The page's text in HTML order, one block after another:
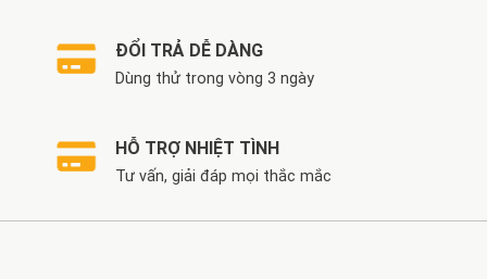
ĐỔI TRẢ DỄ DÀNG
Dùng thử trong vòng 3 ngày
HỖ TRỢ NHIỆT TÌNH
Tư vấn, giải đáp mọi thắc mắc